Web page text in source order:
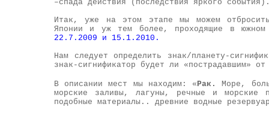
–спада действия (последствия яркого
Итак, уже на этом этапе мы можем
Японии и уж тем более, проходящие в южном
22.7.2009 и 15.1.2010.
Нам следует определить знак/планету-
знак-сигнификатор будет ли «пострадавшим» от
В описании мест мы находим: «Рак.
Море,
морские заливы, лагуны, речные и морские
подобные материалы.. древние водные